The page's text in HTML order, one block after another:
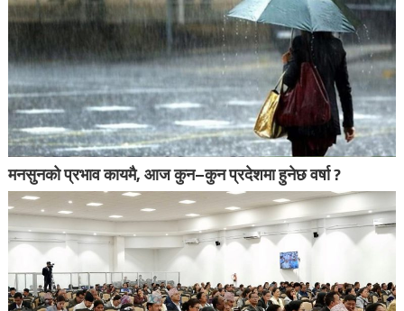
मनसुनको प्रभाव कायमै, आज कुन–कुन प्रदेशमा हुनेछ वर्षा ?